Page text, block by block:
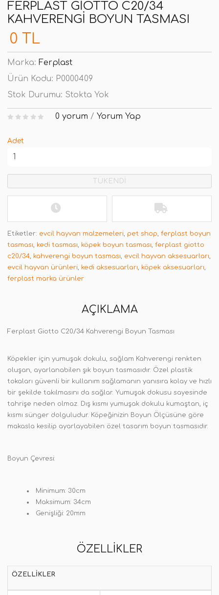
FERPLAST GIOTTO C20/34
KAHVERENGI BOYUN TASMASI
0 TL
Marka: Ferplast
Ürün Kodu: P0000409
Stok Durumu: Stokta Yok
0 yorum / Yorum Yap
Adet
TÜKENDİ
Etiketler: evcil hayvan malzemeleri, pet shop, ferplast boyun
tasması, kedi tasması, köpek boyun tasması, ferplast giotto
c20/34, kahverengi boyun tasması, evcil hayvan aksesuarları,
evcil hayvan ürünleri, kedi aksesuarları, köpek aksesuarları,
ferplast marka ürünler
AÇIKLAMA
Ferplast Giotto C20/34 Kahverengi Boyun Tasması
Köpekler için yumuşak dokulu, sağlam Kahverengi renkten
oluşan, ayarlanabilen şık boyun tasmasıdır. Özel plastik
tokaları güvenli bir kullanım sağlamanın yanısıra kolay ve hızlı
bir şekilde takılmasını da sağlar. Yumuşak dokusu sayesinde
tahrişe neden olmaz. Dış kısmı yumuşak dokulu kumaştan, iç
kısmı sünger dolguludur. Köpeğinizin Boyun Ölçüsüne göre
makasla kesilip ayarlayabilen özel tasarım boyun tasmasıdır.
Boyun Çevresi:
Minimum: 30cm
Maksimum: 34cm
Genişliği: 20mm
ÖZELLIKLER
ÖZELLIKLER